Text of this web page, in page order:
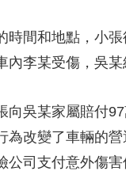
雲頂對話 雲起
欄目 片庫 熱
間和地點，小張
內李某受傷，吳
吳某家屬賠付97
為改變了車輛的
公司支付意外傷害